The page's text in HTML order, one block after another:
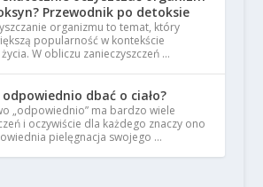
Przewodnik po detoksie
organizmu to temat, który
popularność w kontekście
W obliczu zanieczyszczeń …
odpowiednio dbać o ciało?
„odpowiednio” ma bardzo wiele
i oczywiście dla każdego znaczy ono
pielęgnacja swojego …